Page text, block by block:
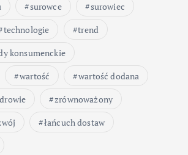
surowce
surowiec
technologie
trend
konsumenckie
wartość
wartość dodana
zrównoważony
łańcuch dostaw